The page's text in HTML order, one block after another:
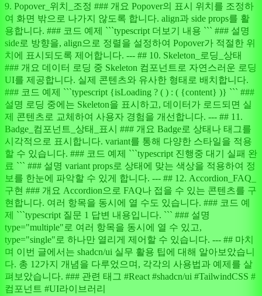
9. Popover_위치_조정 ### 개요 Popover의 표시 위치를 조정하
여 화면 밖으로 나가지 않도록 합니다. align과 side props를 활
용합니다. ### 코드 예제 ```typescript 더보기 내용 ``` ### 설명
side로 방향을, align으로 정렬을 설정하여 Popover가 적절한 위
치에 표시되도록 제어합니다. --- ## 10. Skeleton_로딩_상태
### 개요 데이터 로딩 중 Skeleton 컴포넌트로 자연스러운 로딩
UI를 제공합니다. 실제 콘텐츠와 유사한 형태로 배치합니다.
### 코드 예제 ```typescript {isLoading ? ( ) : ( {content} )} ``` ###
설명 로딩 중에는 Skeleton을 표시하고, 데이터가 로드되면 실
제 콘텐츠로 교체하여 사용자 경험을 개선합니다. --- ## 11.
Badge_컴포넌트_상태_표시 ### 개요 Badge로 상태나 태그를
시각적으로 표시합니다. variant를 통해 다양한 스타일을 적용
할 수 있습니다. ### 코드 예제 ```typescript 진행중 대기 실패 완
료 ``` ### 설명 variant props로 상태에 맞는 색상을 적용하여 정
보를 한눈에 파악할 수 있게 합니다. --- ## 12. Accordion_FAQ_
구현 ### 개요 Accordion으로 FAQ나 접을 수 있는 콘텐츠를 구
현합니다. 여러 항목을 동시에 열 수도 있습니다. ### 코드 예
제 ```typescript 질문 1 답변 내용입니다. ``` ### 설명
type="multiple"로 여러 항목을 동시에 열 수 있고,
type="single"로 하나만 열리게 제어할 수 있습니다. --- ## 마치
며 이번 글에서는 shadcn/ui 실무 활용 팁에 대해 알아보았습니
다. 총 12가지 개념을 다루었으며, 각각의 사용법과 예제를 살
펴보았습니다. ### 관련 태그 #React #shadcn/ui #TailwindCSS #
컴포넌트 #UI라이브러리